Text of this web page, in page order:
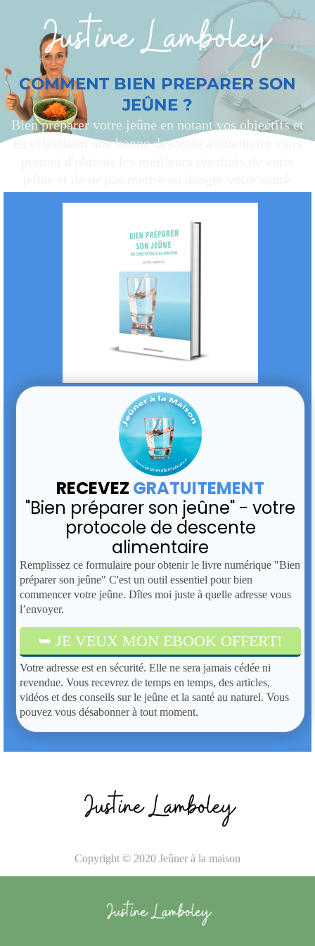
COMMENT BIEN PREPARER SON
JEÛNE ?
Bien préparer votre jeûne en notant vos objectifs et
en effectuant une bonne descente alimentaire vous
RECEVEZ GRATUITEMENT
"Bien préparer son jeûne" - votre
protocole de descente
alimentaire
Remplissez ce formulaire pour obtenir le livre numérique "Bien
préparer son jeûne" C'est un outil essentiel pour bien
commencer votre jeûne. Dîtes moi juste à quelle adresse vous
l’envoyer.
➥ JE VEUX MON EBOOK OFFERT!
Votre adresse est en sécurité. Elle ne sera jamais cédée ni
revendue. Vous recevrez de temps en temps, des articles,
vidéos et des conseils sur le jeûne et la santé au naturel. Vous
pouvez vous désabonner à tout moment.
Copyright © 2020 Jeûner à la maison